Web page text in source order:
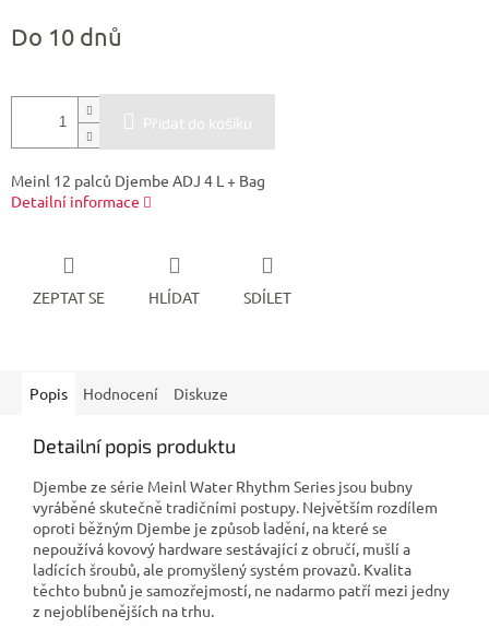
cena:
Do 10 dnů
Přidat do košíku
Meinl 12 palců Djembe ADJ 4 L + Bag
Detailní informace
ZEPTAT SE HLÍDAT SDÍLET
Popis Hodnocení Diskuze
Detailní popis produktu
Djembe ze série Meinl Water Rhythm Series jsou bubny
vyráběné skutečně tradičními postupy. Největším rozdílem
oproti běžným Djembe je způsob ladění, na které se
nepoužívá kovový hardware sestávající z obručí, mušlí a
ladících šroubů, ale promyšlený systém provazů. Kvalita
těchto bubnů je samozřejmostí, ne nadarmo patří mezi jedny
z nejoblíbenějších na trhu.